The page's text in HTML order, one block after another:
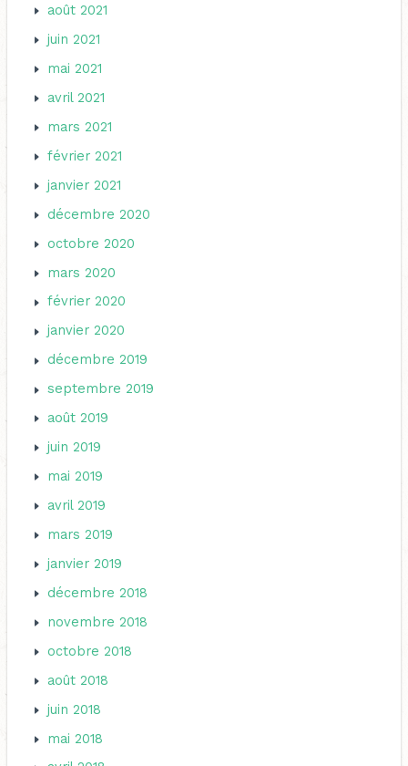
août 2021
juin 2021
mai 2021
avril 2021
mars 2021
février 2021
janvier 2021
décembre 2020
octobre 2020
mars 2020
février 2020
janvier 2020
décembre 2019
septembre 2019
août 2019
juin 2019
mai 2019
avril 2019
mars 2019
janvier 2019
décembre 2018
novembre 2018
octobre 2018
août 2018
juin 2018
mai 2018